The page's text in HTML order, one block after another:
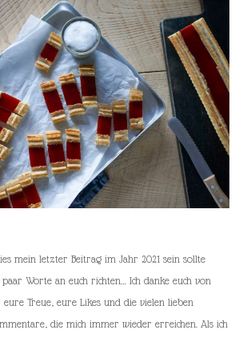
mein letzter Beitrag im Jahr 2021 sein sollte
Worte an euch richten… Ich danke euch von
Treue, eure Likes und die vielen lieben
die mich immer wieder erreichen. Als ich